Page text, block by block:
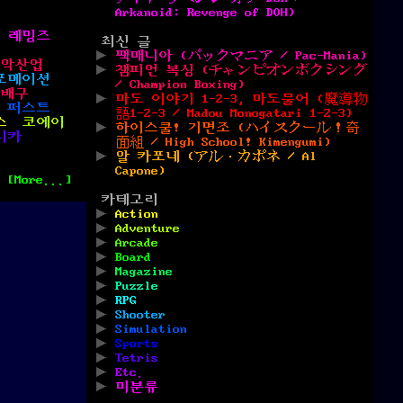
레밍즈
산업
메이션
구
퍼스트
코에이
카
[More...]
Arkanoid: Revenge of DOH)
최신 글
팩매니아 (パックマニア / Pac-Mania)
챔피언 복싱 (チャンピオンボクシング
/ Champion Boxing)
마도 이야기 1-2-3, 마도물어 (魔導物
語1-2-3 / Madou Monogatari 1-2-3)
하이스쿨! 기면조 (ハイスクール！奇
面組 / High School! Kimengumi)
알 카포네 (アル・カポネ / Al
Capone)
카테고리
Action
Adventure
Arcade
Board
Magazine
Puzzle
RPG
Shooter
Simulation
Sports
Tetris
Etc.
미분류